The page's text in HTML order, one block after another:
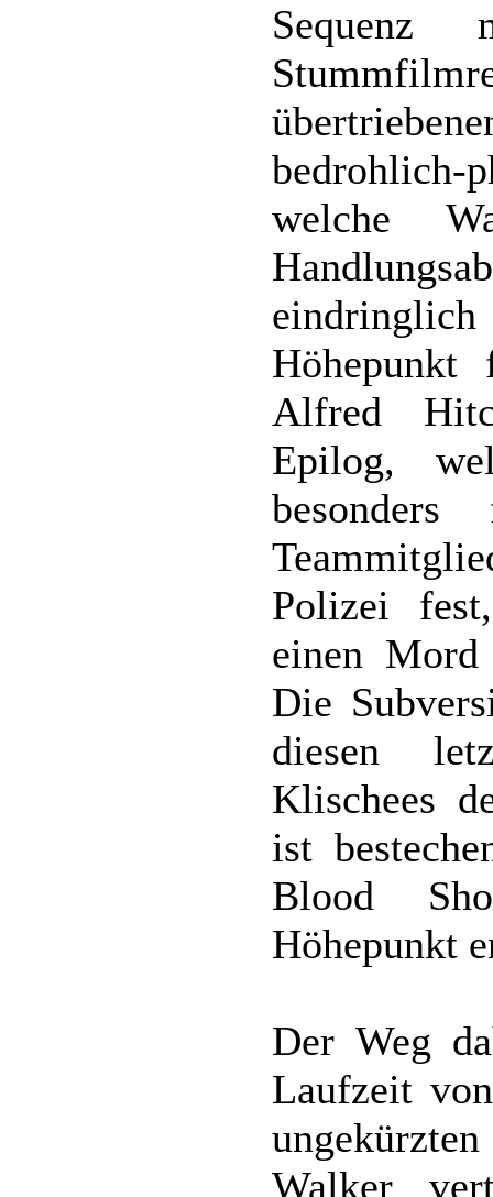
welche
Alfred
Epilog,
Polizei
einen Mord
Die
diesen
Klischees
ist
Blood
Höhepunkt
Der Weg
Laufzeit
Walker